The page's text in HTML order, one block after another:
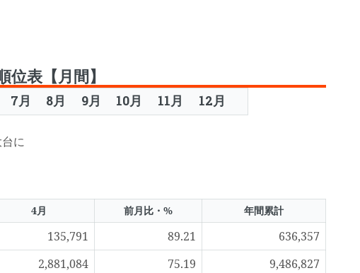
表【月間】
7月 8月 9月 10月 11月 12月
に
4月 前月比・%
年間累計
135,791 89.21 636,357
2,881,084 75.19 9,486,827